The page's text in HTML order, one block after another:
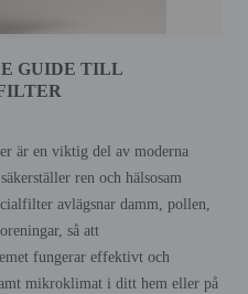
GUIDE TILL
är en viktig del av moderna
ren och hälsosam
avlägsnar damm, pollen,
så att
fungerar effektivt och
mikroklimat i ditt hem eller på